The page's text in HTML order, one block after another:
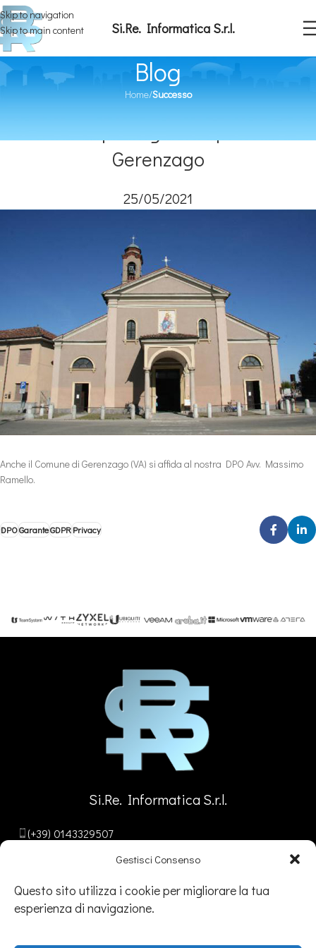
Gestisci Consenso
Questo sito utilizza i cookie per migliorare la tua
esperienza di navigazione.
Skip to navigation
Skip to main content
Si.Re. Informatica S.r.l.
Blog
Home/Successo
Gerenzago
25/05/2021
Anche il Comune di Gerenzago (VA) si affida al nostra DPO Avv. Massimo
Ramello.
DPOGaranteGDPRPrivacy
Si.Re. Informatica S.r.l.
(+39) 0143329507
PEC: info@pec.sireinformatica.it